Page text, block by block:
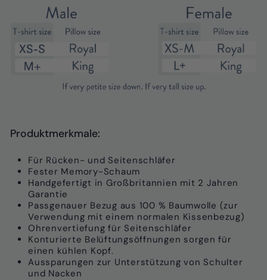
Produktmerkmale:
Für Rücken- und Seitenschläfer
Fester Memory-Schaum
Handgefertigt in Großbritannien mit 2 Jahren
Garantie
Passgenauer Bezug aus 100 % Baumwolle (zur
Verwendung mit einem normalen Kissenbezug)
Ohrenvertiefung für Seitenschläfer
Konturierte Belüftungsöffnungen sorgen für
einen kühlen Kopf.
Aussparungen zur Unterstützung von Schulter
und Nacken